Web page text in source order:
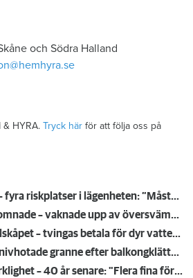
och Södra Halland
& HYRA. Tryck här för att följa oss på
Så undviker du mögel – fyra riskplatser i lägenheten: ”Måste städa bort”
Satte på vattnet och somnade – vaknade upp av översvämning hos grannen
Rensade inte hålet i kylskåpet – tvingas betala för dyr vattenskada
Naken gängkriminell knivhotade granne efter balkongklättring
Kompisdealen blev verklighet – 40 år senare: "Flera fina fördelar med att dela bostad"